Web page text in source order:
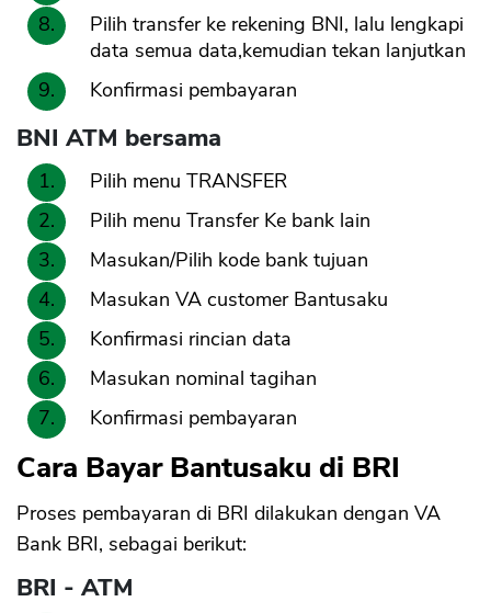
Pilih transfer ke rekening BNI, lalu lengkapi
data semua data,kemudian tekan lanjutkan
Konfirmasi pembayaran
BNI ATM bersama
Pilih menu TRANSFER
Pilih menu Transfer Ke bank lain
Masukan/Pilih kode bank tujuan
Masukan VA customer Bantusaku
Konfirmasi rincian data
Masukan nominal tagihan
Konfirmasi pembayaran
Cara Bayar Bantusaku di BRI
Proses pembayaran di BRI dilakukan dengan VA
Bank BRI, sebagai berikut:
BRI - ATM